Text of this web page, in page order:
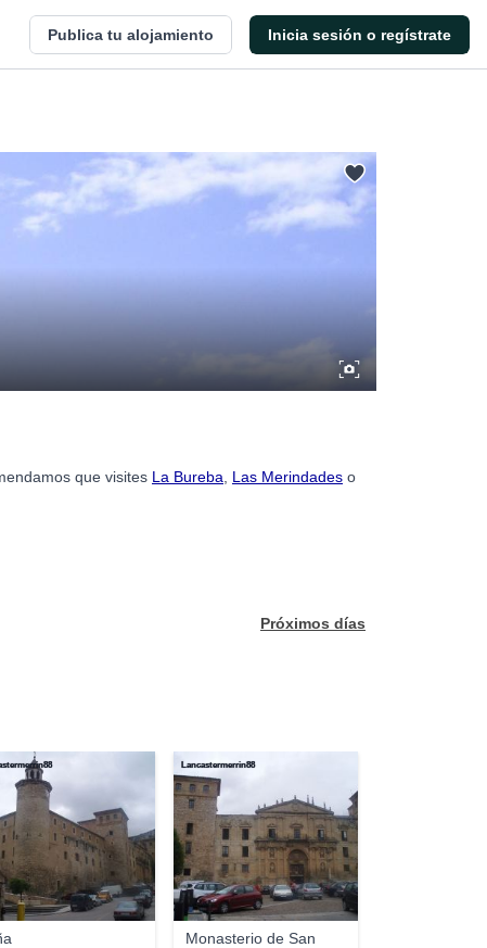
Publica tu alojamiento Inicia sesión o regístrate
que visites La Bureba Las Merindades o
Próximos días
Monasterio de San
Lancastermerrin88